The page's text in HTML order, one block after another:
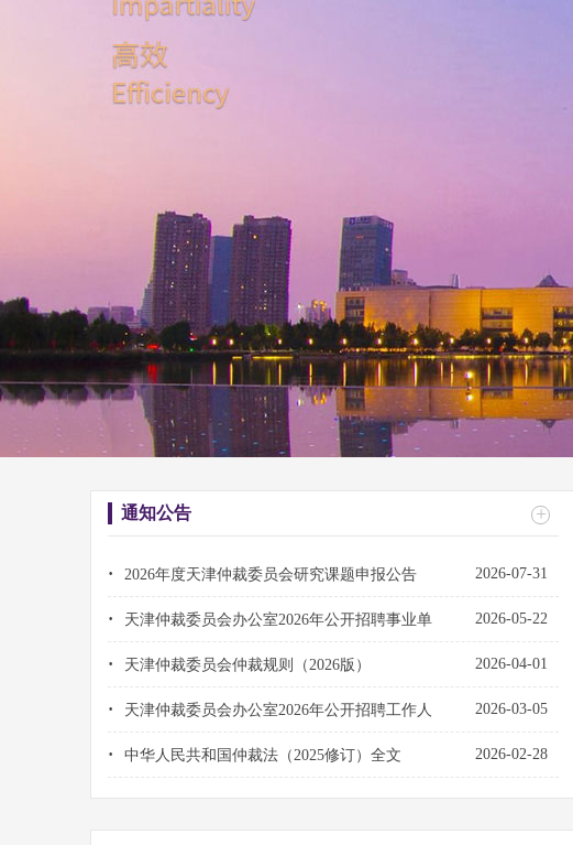
通知公告 +
· 2026年度天津仲裁委员会研究课题申报公告 2026-07-31
· 天津仲裁委员会办公室2026年公开招聘事业单 2026-05-22
· 天津仲裁委员会仲裁规则（2026版） 2026-04-01
· 天津仲裁委员会办公室2026年公开招聘工作人 2026-03-05
· 中华人民共和国仲裁法（2025修订）全文 2026-02-28